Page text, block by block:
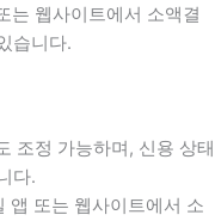
는 웹사이트에서 소액결
습니다.
조정 가능하며, 신용 상태
다.
앱 또는 웹사이트에서 소